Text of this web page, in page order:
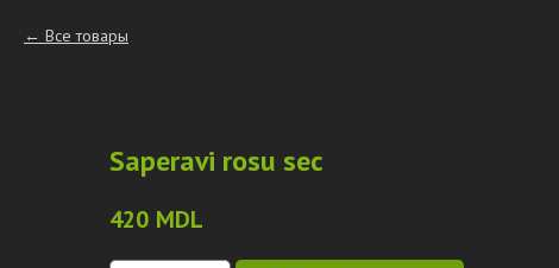
Все товары
Saperavi rosu sec
420 MDL